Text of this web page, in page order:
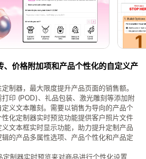
、价格附加项和产品个性化的自定义产
制器，最大限度提升产品页面的销售额。
印 (POD)、礼品包装、激光雕刻等添加附
义文本雕刻。需要以销售为导向的产品个
化定制器实时预览功能提供客户照片文件
义文本框实时显示功能，助力提升定制产品
的产品多属性选项、产品个性化和产品定
定制器实时预览来对商品进行个性化设置